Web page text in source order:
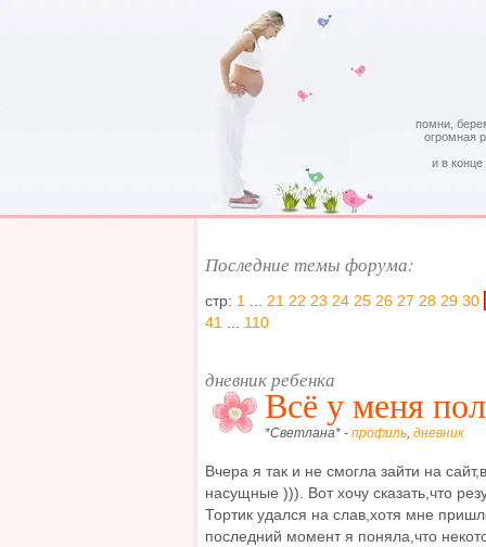
помни,
огромная
и в
Последние темы форума:
стр: 1 21 22 23 24 25 26 27 28 29 30
41
110
дневник ребенка
Всё у меня
*Светлана* - профиль, дневник
Вчера я так и не смогла зайти на
насущные ))). Вот хочу сказать,что
Тортик удался на слав,хотя мне
последний момент я поняла,что